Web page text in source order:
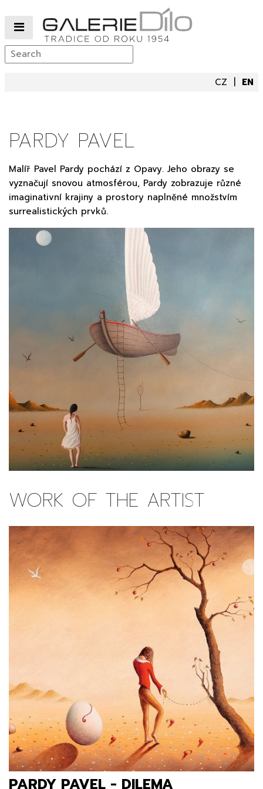
CZ EN
PARDY PAVEL
Malíř Pavel Pardy pochází z Opavy. Jeho obrazy se
vyznačují snovou atmosférou, Pardy zobrazuje různé
imaginativní krajiny a prostory naplněné množstvím
surrealistických prvků.
WORK OF THE ARTIST
PARDY PAVEL - DILEMA